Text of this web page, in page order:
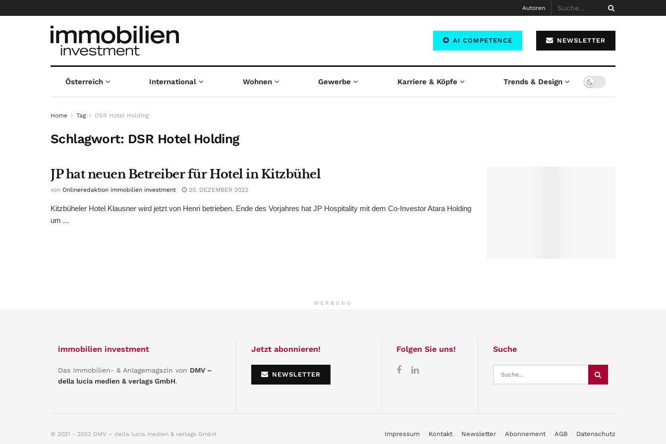
Autoren
AI COMPETENCE NEWSLETTER
Österreich International Wohnen Gewerbe Karriere & Köpfe Trends & Design
Home Tag DSR Hotel Holding
Schlagwort: DSR Hotel Holding
JP hat neuen Betreiber für Hotel in Kitzbühel
von Onlineredaktion immobilien investment 20. DEZEMBER 2022
Kitzbüheler Hotel Klausner wird jetzt von Henri betrieben. Ende des Vorjahres hat JP Hospitality mit dem Co-Investor Atara Holding
um ...
WERBUNG
immobilien investment
Das Immobilien- & Anlagemagazin von DMV –
della lucia medien & verlags GmbH.
Jetzt abonnieren!
NEWSLETTER
Folgen Sie uns! Suche
Impressum Kontakt Newsletter Abonnement AGB Datenschutz
© 2021 - 2022 DMV – della lucia medien & verlags GmbH